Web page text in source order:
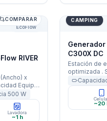
RIVER 2 Max
EcoFlow
COMPARAR
RIVER
x
Equipo:
ciclos
500W
Años ·
500 W
Lavadora
~1 h
Generador
CAMPING
Generador
C300X DC
Estación de
optimizada .
3 salidas
~20